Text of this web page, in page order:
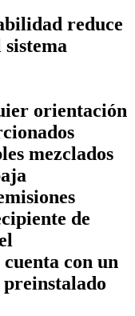
reduce
sistema
orientación
mezclados
de
con un
preinstalado